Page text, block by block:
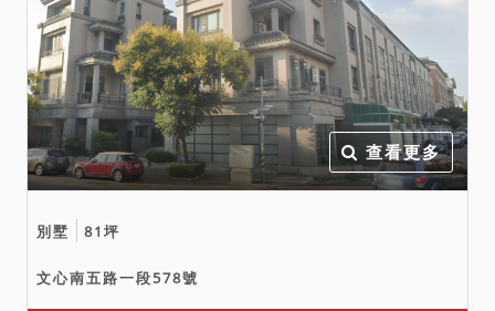
查看更多
別墅 81坪
文心南五路一段578號